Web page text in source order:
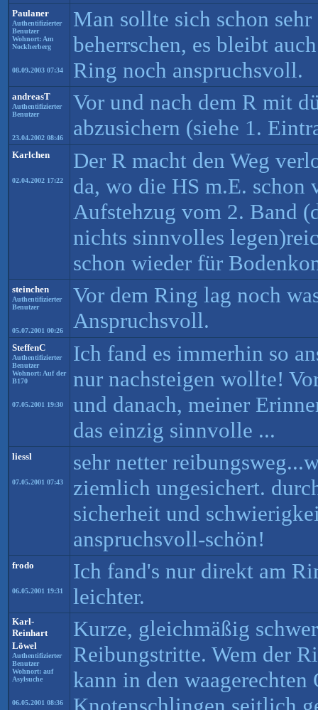
Paulaner
Authentifizierter
Benutzer
Wohnort: Am
Nockherberg
08.09.2003 07:34
Man sollte sich schon
beherrschen, es bleibt
Ring noch anspruchsvoll.
andreasT
Authentifizierter
Benutzer
23.04.2002 08:46
Vor und nach dem R mit
abzusichern (siehe 1.
Karlchen
02.04.2002 17:22
Der R macht den Weg
da, wo die HS m.E. schon
Aufstehzug vom 2. Band
nichts sinnvolles
schon wieder für
steinchen
Authentifizierter
Benutzer
05.07.2001 00:26
Vor dem Ring lag noch
Anspruchsvoll.
SteffenC
Authentifizierter
Benutzer
Wohnort: Auf der
B170
07.05.2001 19:30
Ich fand es immerhin so
nur nachsteigen wollte!
und danach, meiner
das einzig sinnvolle ...
liessl
07.05.2001 07:43
sehr netter
ziemlich ungesichert.
sicherheit und
anspruchsvoll-schön!
frodo
06.05.2001 19:31
Ich fand's nur direkt am
leichter.
Karl-
Reinhart
Löwel
Authentifizierter
Benutzer
Wohnort: auf
Asylsuche
06.05.2001 08:36
Kurze, gleichmäßig
Reibungstritte. Wem der
kann in den waagerechten